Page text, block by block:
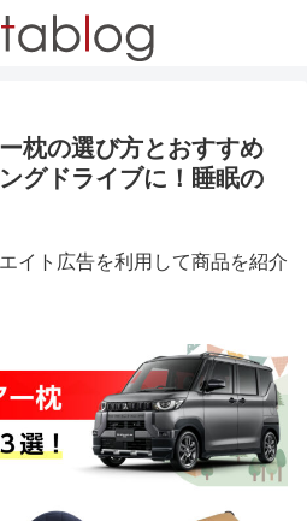
枕の選び方とおすすめ
グドライブに！睡眠の
イト広告を利用して商品を紹介